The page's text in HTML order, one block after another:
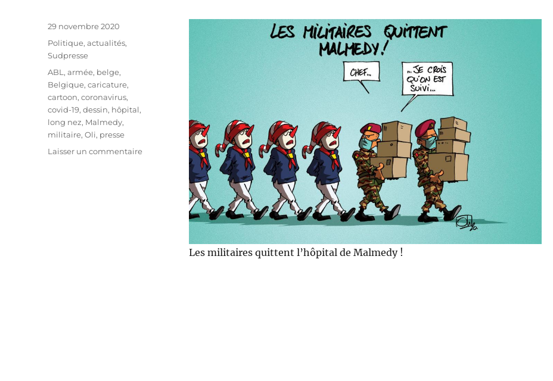
Les militaires quittent l’hôpital de Malmedy !
Publié
29 novembre 2020
Catégories
Politique, actualités,
Sudpresse
Étiquettes
ABL ,armée, belge,
Belgique,caricature,
cartoon,coronavirus,
covid-19,dessin, hôpital,
long nez, Malmedy,
militaire,Oli, presse
Laisser un commentairesur